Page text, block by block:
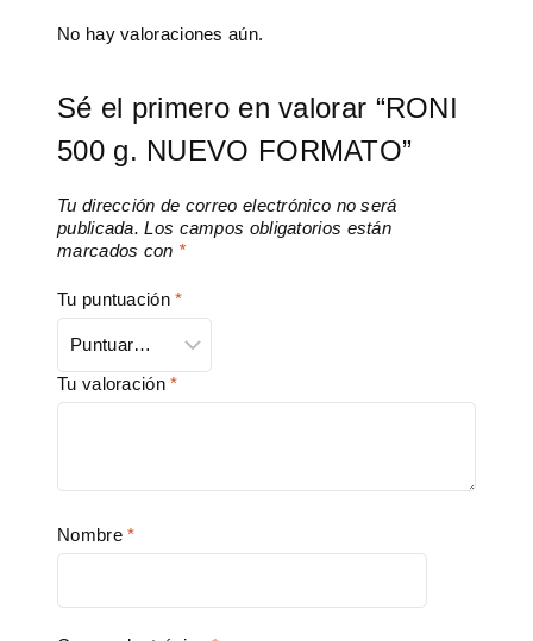
No hay valoraciones aún.
Sé el primero en valorar “RONI
500 g. NUEVO FORMATO”
Tu dirección de correo electrónico no será
publicada. Los campos obligatorios están
marcados con *
Tu puntuación*
Tu valoración*
Nombre*